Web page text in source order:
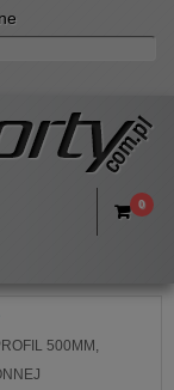
0
500MM,